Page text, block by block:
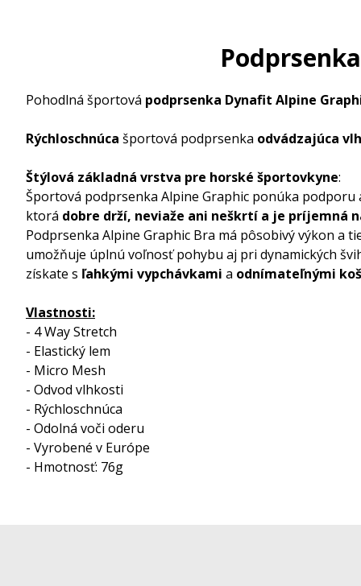
Pohodlná športová podprsenka Dynafit Alpine
Rýchloschnúca športová podprsenka odvádzajúca
Štýlová základná vrstva pre horské športovkyne:
Športová podprsenka Alpine Graphic ponúka
ktorá dobre drží, neviaže ani neškrtí a je príjemná
Podprsenka Alpine Graphic Bra má pôsobivý výkon a
umožňuje úplnú voľnosť pohybu aj pri dynamických
získate s ľahkými vypchávkami a odnímateľnými
Vlastnosti:
- 4 Way Stretch
- Elastický lem
- Micro Mesh
- Odvod vlhkosti
- Rýchloschnúca
- Odolná voči oderu
- Vyrobené v Európe
- Hmotnosť: 76g